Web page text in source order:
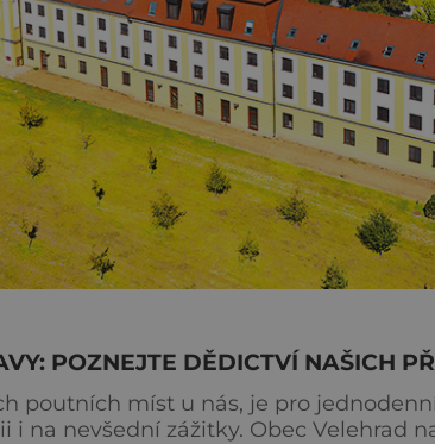
POZNEJTE DĚDICTVÍ NAŠICH
poutních míst u nás, je pro
Obec Velehrad najdete nedaleko